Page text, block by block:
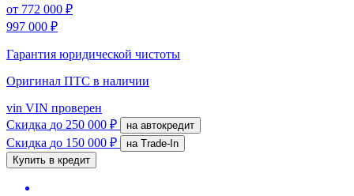
от 772 000 ₽
997 000 ₽
Гарантия юридической чистоты
Оригинал ПТС в наличии
vin VIN проверен
Скидка до 250 000 ₽ на автокредит
Скидка до 150 000 ₽
на Trade-In
Купить в кредит